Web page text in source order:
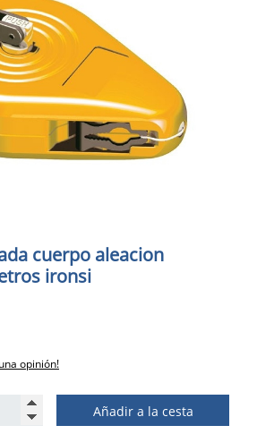
cuerpo aleacion
ironsi
opinión!
Añadir a la cesta